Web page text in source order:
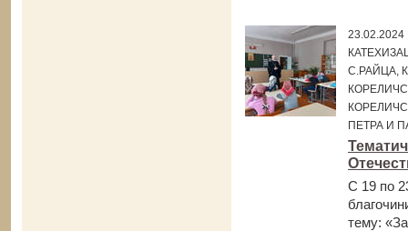
С.РАЙЦА,
ПЕТРА И
С 19 по
тему: